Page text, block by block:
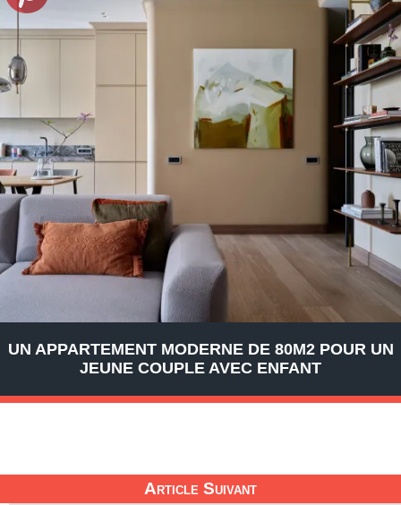
UN APPARTEMENT MODERNE DE 80M2 POUR UN
JEUNE COUPLE AVEC ENFANT
Article Suivant